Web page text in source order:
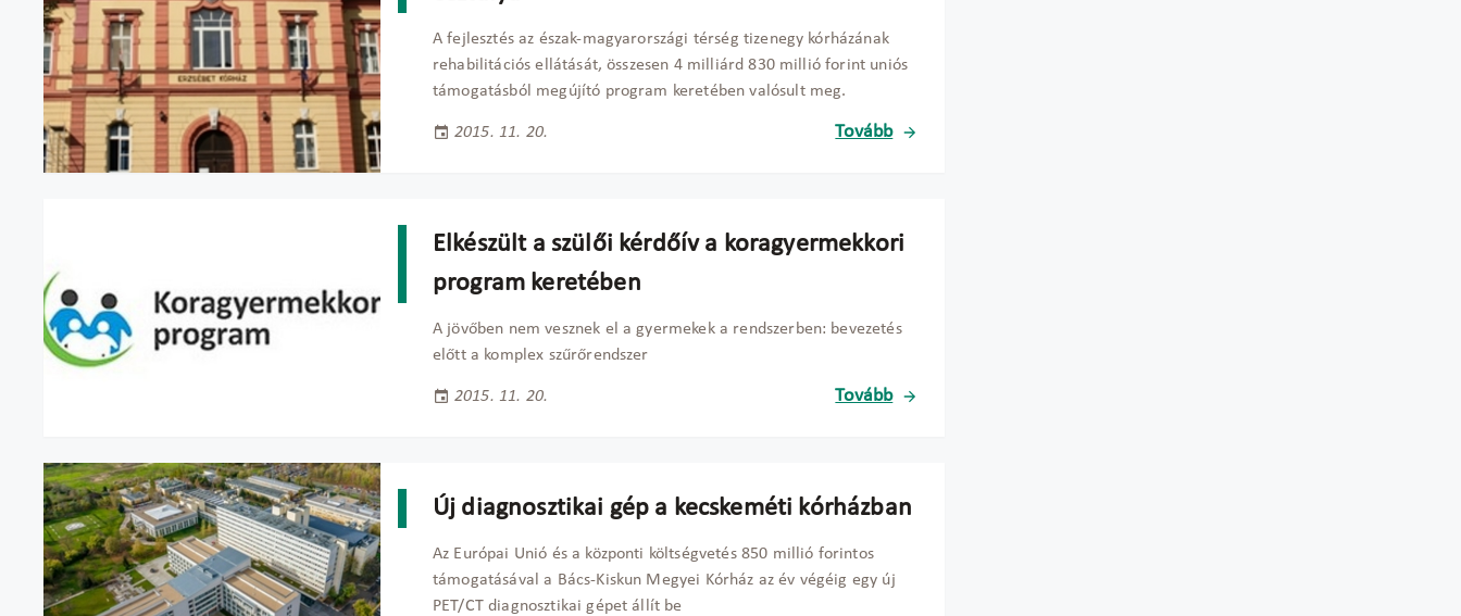
A fejlesztés az észak-magyarországi térség tizenegy kórházának
rehabilitációs ellátását, összesen 4 milliárd 830 millió forint uniós
támogatásból megújító program keretében valósult meg.
2015. 11. 20. Tovább
Elkészült a szülői kérdőív a koragyermekkori
program keretében
A jövőben nem vesznek el a gyermekek a rendszerben: bevezetés
előtt a komplex szűrőrendszer
2015. 11. 20. Tovább
Új diagnosztikai gép a kecskeméti kórházban
Az Európai Unió és a központi költségvetés 850 millió forintos
támogatásával a Bács-Kiskun Megyei Kórház az év végéig egy új
PET/CT diagnosztikai gépet állít be